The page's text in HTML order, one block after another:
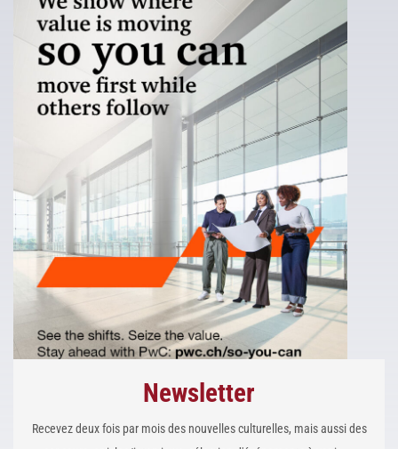
Newsletter
Recevez deux fois par mois des nouvelles culturelles, mais aussi des